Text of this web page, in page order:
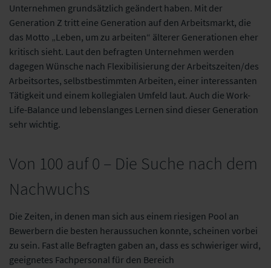
Unternehmen grundsätzlich geändert haben. Mit der
Generation Z tritt eine Generation auf den Arbeitsmarkt, die
das Motto „Leben, um zu arbeiten“ älterer Generationen eher
kritisch sieht. Laut den befragten Unternehmen werden
dagegen Wünsche nach Flexibilisierung der Arbeitszeiten/des
Arbeitsortes, selbstbestimmten Arbeiten, einer interessanten
Tätigkeit und einem kollegialen Umfeld laut. Auch die Work-
Life-Balance und lebenslanges Lernen sind dieser Generation
sehr wichtig.
Von 100 auf 0 – Die Suche nach dem
Nachwuchs
Die Zeiten, in denen man sich aus einem riesigen Pool an
Bewerbern die besten heraussuchen konnte, scheinen vorbei
zu sein. Fast alle Befragten gaben an, dass es schwieriger wird,
geeignetes Fachpersonal für den Bereich